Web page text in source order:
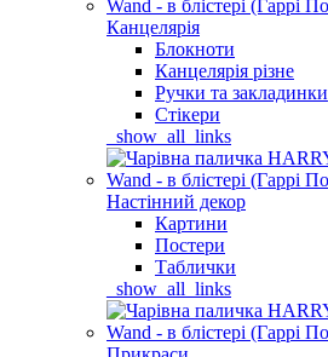
Канцелярія
Блокноти
Канцелярія різне
Ручки та закладинки
Стікери
_show_all_links
Настінний декор
Картини
Постери
Таблички
_show_all_links